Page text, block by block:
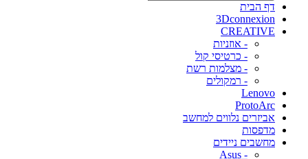
דף הבית
3Dconnexion
CREATIVE
- אוזניות
- כרטיסי קול
- מצלמות רשת
- רמקולים
Lenovo
ProtoArc
אביזרים נלווים למחשב
מדפסות
מחשבים ניידים
- Asus